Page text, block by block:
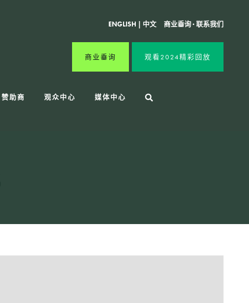
ENGLISH | 中文 商业垂询·联系我们
商业垂询 观看2024精彩回放
赞助商 观众中心 媒体中心